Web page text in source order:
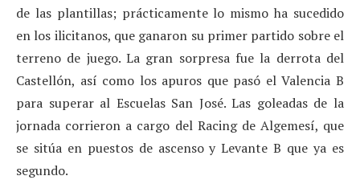
de las plantillas; prácticamente lo mismo ha sucedido
en los ilicitanos, que ganaron su primer partido sobre el
terreno de juego. La gran sorpresa fue la derrota del
Castellón, así como los apuros que pasó el Valencia B
para superar al Escuelas San José. Las goleadas de la
jornada corrieron a cargo del Racing de Algemesí, que
se sitúa en puestos de ascenso y Levante B que ya es
segundo.